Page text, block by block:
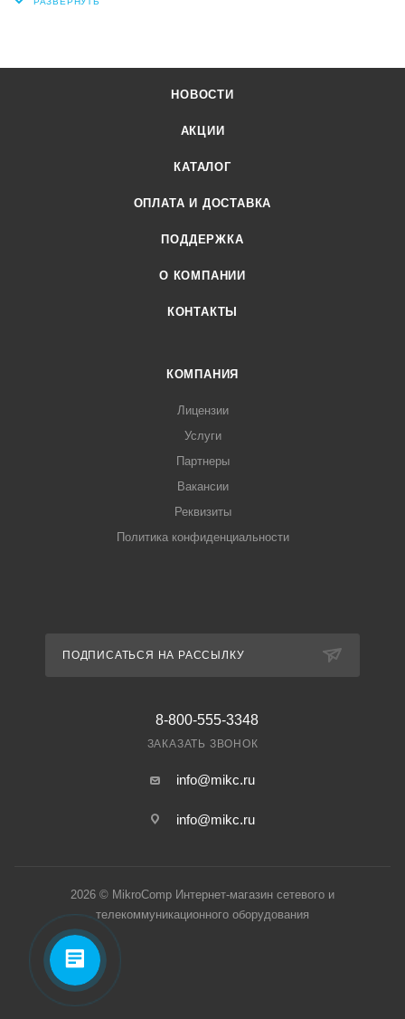
НОВОСТИ
АКЦИИ
КАТАЛОГ
ОПЛАТА И ДОСТАВКА
ПОДДЕРЖКА
О КОМПАНИИ
КОНТАКТЫ
КОМПАНИЯ
Лицензии
Услуги
Партнеры
Вакансии
Реквизиты
Политика конфиденциальности
ПОДПИСАТЬСЯ НА РАССЫЛКУ
8-800-555-3348
ЗАКАЗАТЬ ЗВОНОК
info@mikc.ru
info@mikc.ru
2026 © MikroComp Интернет-магазин сетевого и
телекоммуникационного оборудования